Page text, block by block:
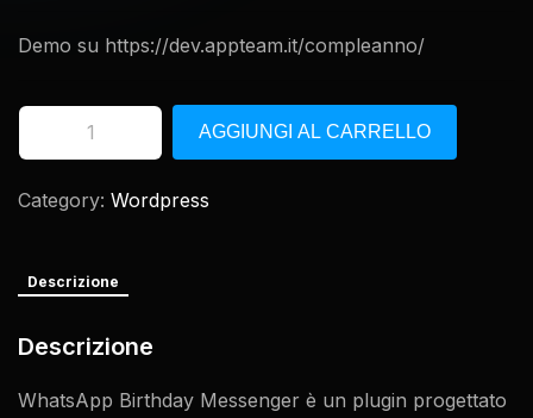
Demo su https://dev.appteam.it/compleanno/
AGGIUNGI AL CARRELLO
Category: Wordpress
Descrizione
Descrizione
WhatsApp Birthday Messenger è un plugin progettato